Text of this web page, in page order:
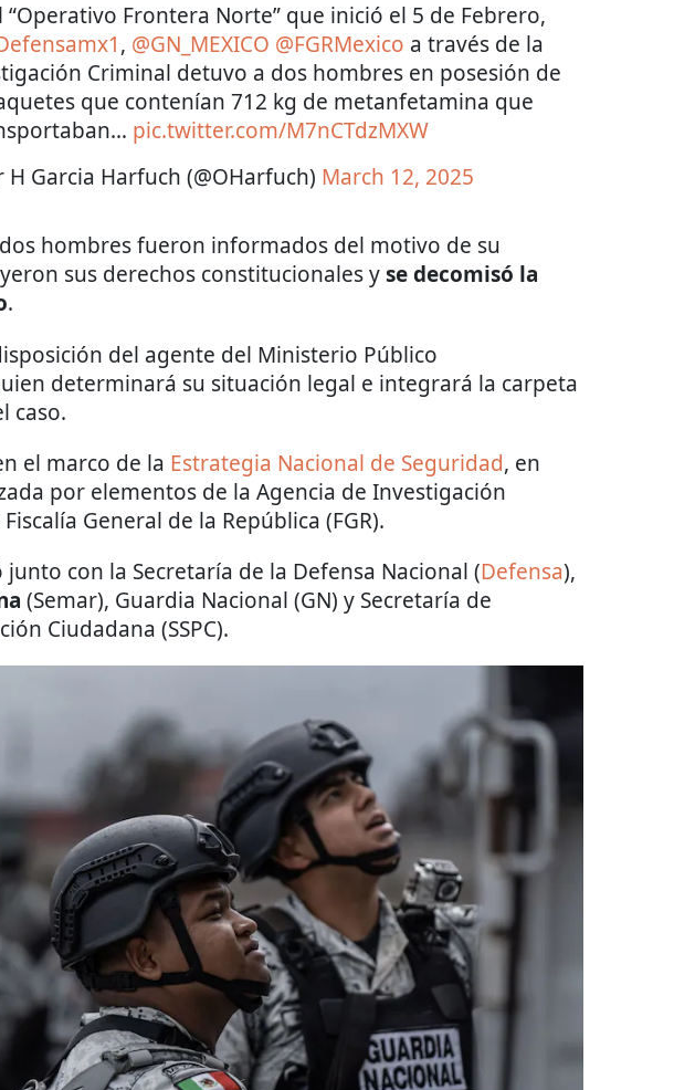
“Operativo Frontera Norte” que inició el 5 de Febrero,
, @GN_MEXICO @FGRMexico a través de la
Criminal detuvo a dos hombres en posesión de
que contenían 712 kg de metanfetamina que
pic.twitter.com/M7nCTdzMXW
Garcia Harfuch (@OHarfuch) March 12, 2025
hombres fueron informados del motivo de su
sus derechos constitucionales yse decomisó la
.
del agente del Ministerio Público
determinará su situación legal e integrará la carpeta
caso.
el marco de la Estrategia Nacional de Seguridad, en
por elementos de la Agencia de Investigación
General de la República (FGR).
junto con la Secretaría de la Defensa Nacional (Defensa),
(Semar), Guardia Nacional (GN) y Secretaría de
Ciudadana (SSPC).